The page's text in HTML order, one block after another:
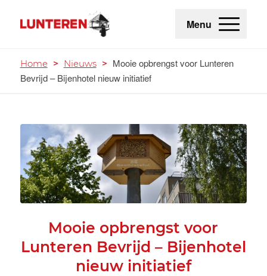
Menu
Home > Nieuws > Mooie opbrengst voor Lunteren
Bevrijd – Bijenhotel nieuw initiatief
Mooie opbrengst voor
Lunteren Bevrijd – Bijenhotel
nieuw initiatief